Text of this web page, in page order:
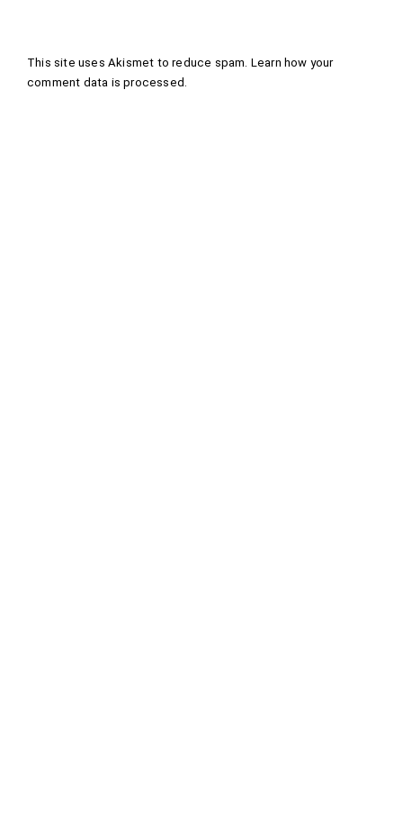
This site uses Akismet to reduce spam. Learn how your
comment data is processed